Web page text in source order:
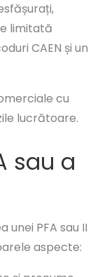
limitată
CAEN și un
cu
lucrătoare.
sau a
PFA sau II
aspecte: